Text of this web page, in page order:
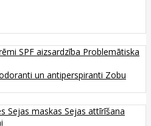
SPF aizsardzība Problemātiska
un antiperspiranti Zobu
Sejas maskas Sejas attīrīšana